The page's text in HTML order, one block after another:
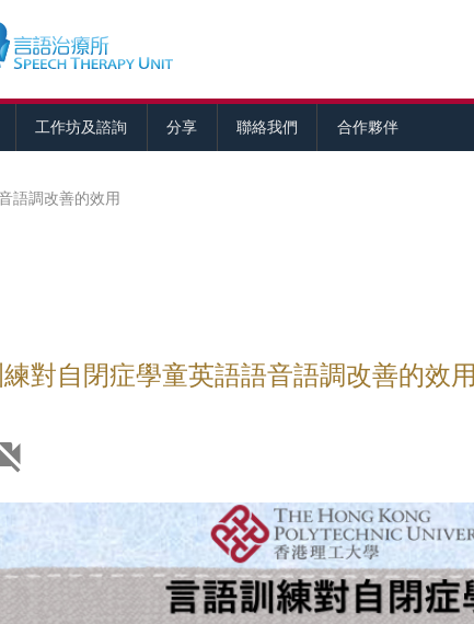
工作坊及諮詢 分享 聯絡我們 合作夥伴
語調改善的效用
對自閉症學童英語語音語調改善的效用